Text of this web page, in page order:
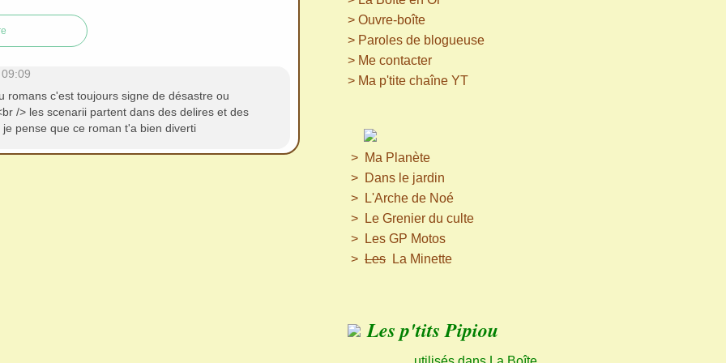
romans c'est toujours signe de désastre ou
/> les scenarii partent dans des delires et des
pense que ce roman t'a bien diverti
> Ouvre-boîte
> Paroles de blogueuse
> Me contacter
> Ma p'tite chaîne YT
> Ma Planète
> Dans le jardin
>
L'Arche de Noé
>
Le Grenier du culte
>
Les GP Motos
> Les La Minette
Les p'tits Pipiou